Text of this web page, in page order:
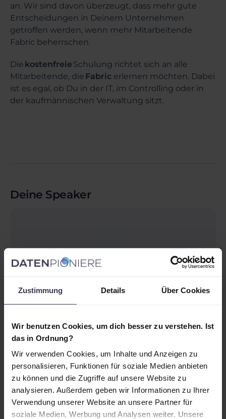
Zustimmung Details Über Cookies
Wir benutzen Cookies, um dich besser zu verstehen. Ist
das in Ordnung?
Wir verwenden Cookies, um Inhalte und Anzeigen zu
personalisieren, Funktionen für soziale Medien anbieten
zu können und die Zugriffe auf unsere Website zu
analysieren. Außerdem geben wir Informationen zu Ihrer
Verwendung unserer Website an unsere Partner für
soziale Medien, Werbung und Analysen weiter. Unsere
an. Wir sind davon überzeugt, dass mehr gute
Entscheidungen in Deinem Unternehmen
getroffen werden, wenn mehr Mitarbeitende
Fabric beherrschen.
Die kostenfreie Schulung richtet sich an alle
Mitarbeitende, die Fabric erlernen möchten. Dabei
ist es egal, ob Du in der IT, im Controlling oder in
der kaufmännischen Verwaltung sitzt.
Deine Speaker
Leonard Paul
Agenda
8:30Uhr
Begrüßung & Organisatorisches
Kennenlernen und Motivation
Technik Check/Run